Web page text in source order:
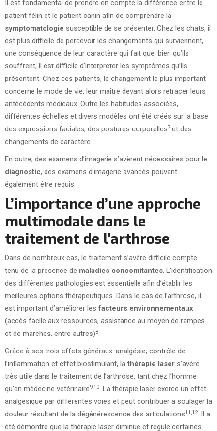
Il est fondamental de prendre en compte la différence entre le
patient félin et le patient canin afin de comprendre la
symptomatologie susceptible de se présenter. Chez les chats, il
est plus difficile de percevoir les changements qui surviennent,
une conséquence de leur caractère qui fait que, bien qu’ils
souffrent, il est difficile d’interpréter les symptômes qu’ils
présentent. Chez ces patients, le changement le plus important
concerne le mode de vie, leur maître devant alors retracer leurs
antécédents médicaux. Outre les habitudes associées,
différentes échelles et divers modèles ont été créés sur la base
des expressions faciales, des postures corporelles7 et des
changements de caractère.
En outre, des examens d’imagerie s’avèrent nécessaires pour le
diagnostic, des examens d’imagerie avancés pouvant
également être requis.
L’importance d’une approche
multimodale dans le
traitement de l’arthrose
Dans de nombreux cas, le traitement s’avère difficile compte
tenu de la présence de maladies concomitantes. L’identification
des différentes pathologies est essentielle afin d’établir les
meilleures options thérapeutiques. Dans le cas de l’arthrose, il
est important d’améliorer les facteurs environnementaux
(accès facile aux ressources, assistance au moyen de rampes
et de marches, entre autres)8.
Grâce à ses trois effets généraux: analgésie, contrôle de
l’inflammation et effet biostimulant, la thérapie laser s’avère
très utile dans le traitement de l’arthrose, tant chez l’homme
qu’en médecine vétérinaire9,10. La thérapie laser exerce un effet
analgésique par différentes voies et peut contribuer à soulager la
douleur résultant de la dégénérescence des articulations11,12. Il a
été démontré que la thérapie laser diminue et régule certaines